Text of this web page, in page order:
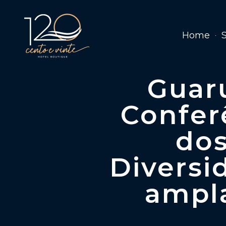
Home